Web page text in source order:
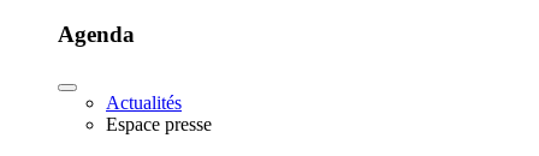
Agenda
Actualités
Espace presse